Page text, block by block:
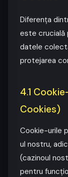
Diferența
este crucială
datele
protejarea
4.1
Cookies)
Cookie-urile
ul nostru,
(cazinoul
pentru